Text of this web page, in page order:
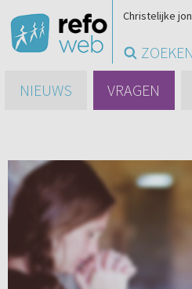
Christelijke
ZOEKEN
NIEUWS
VRAGEN